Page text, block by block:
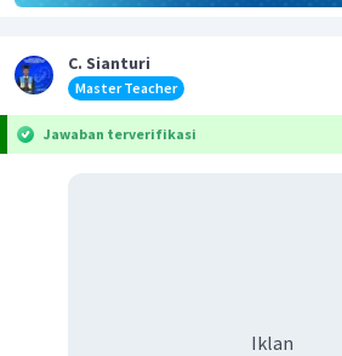
C. Sianturi
Master Teacher
Jawaban terverifikasi
Iklan